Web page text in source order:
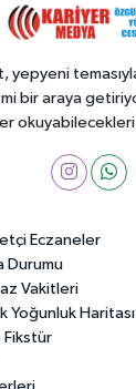
yepyeni
bir araya
okuyabilecekleri
Eczaneler
Durumu
Vakitleri
Yoğunluk Haritası
Fikstür